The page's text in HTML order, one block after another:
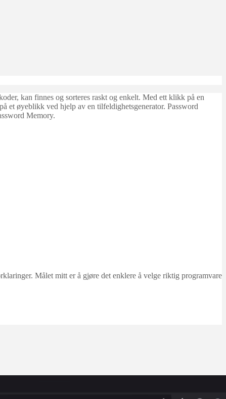
kan finnes og sorteres raskt og enkelt. Med ett klikk på en
et øyeblikk ved hjelp av en tilfeldighetsgenerator. Password
Memory.
Målet mitt er å gjøre det enklere å velge riktig programvare